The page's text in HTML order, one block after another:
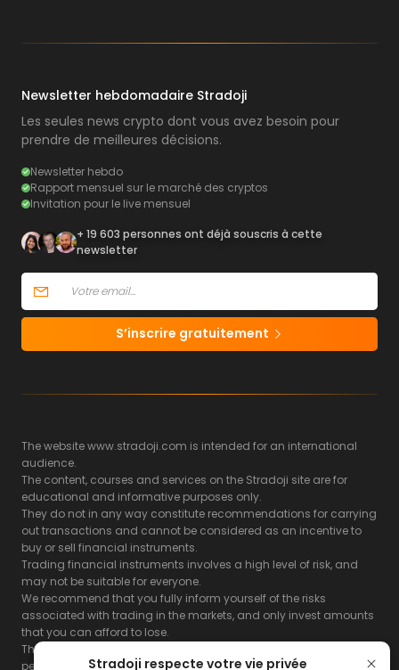
Stradoji respecte votre vie privée
Newsletter hebdomadaire Stradoji
Les seules news crypto dont vous avez besoin pour
prendre de meilleures décisions.
Newsletter hebdo
Rapport mensuel sur le marché des cryptos
Invitation pour le live mensuel
+ 19 603 personnes ont déjà souscris à cette
newsletter
S’inscrire gratuitement
The website www.stradoji.com is intended for an international
audience.
The content, courses and services on the Stradoji site are for
educational and informative purposes only.
They do not in any way constitute recommendations for carrying
out transactions and cannot be considered as an incentive to
buy or sell financial instruments.
Trading financial instruments involves a high level of risk, and
may not be suitable for everyone.
We recommend that you fully inform yourself of the risks
associated with trading in the markets, and only invest amounts
that you can afford to lose.
The Stradoji site does not guarantee the results or the
performance of products based on the information contained on